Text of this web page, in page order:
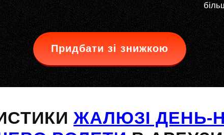
Придбати зі знижкою
ЖАЛЮЗІ ДЕНЬ-